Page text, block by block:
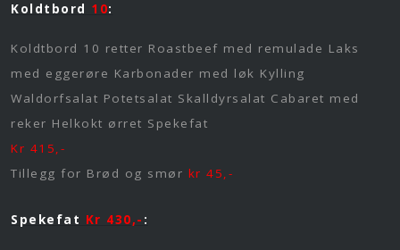
Koldtbord 10:
Koldtbord 10 retter Roastbeef med remulade Laks
med eggerøre Karbonader med løk Kylling
Waldorfsalat Potetsalat Skalldyrsalat Cabaret med
reker Helkokt ørret Spekefat
Kr 415,-
Tillegg for Brød og smør kr 45,-
Spekefat Kr 430,- :